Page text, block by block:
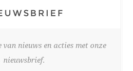
nieuws en acties met onze
nieuwsbrief.